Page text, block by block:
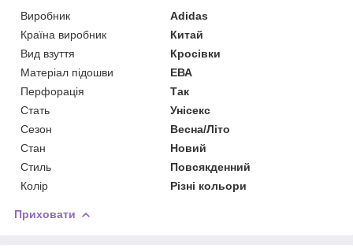
Виробник
Adidas
Країна виробник
Китай
Вид взуття
Кросівки
Матеріал підошви
ЕВА
Перфорація
Так
Стать
Унісекс
Сезон
Весна/Літо
Стан
Новий
Стиль
Повсякденний
Колір
Різні кольори
Приховати